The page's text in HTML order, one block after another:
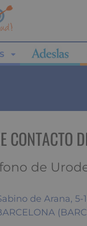
CONTACTO
de
de Arana,